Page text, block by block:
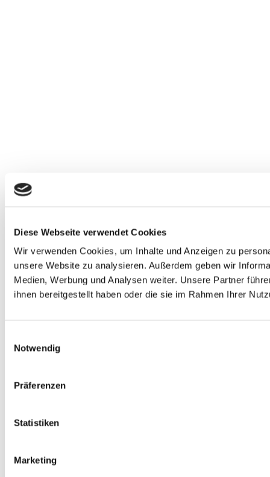
Diese Webseite verwendet Cookies
Wir verwenden Cookies, um Inhalte und Anzeigen zu
unsere Website zu analysieren. Außerdem geben wir
Medien, Werbung und Analysen weiter. Unsere Partner
ihnen bereitgestellt haben oder die sie im Rahmen Ihrer
Notwendig
Präferenzen
Statistiken
Marketing